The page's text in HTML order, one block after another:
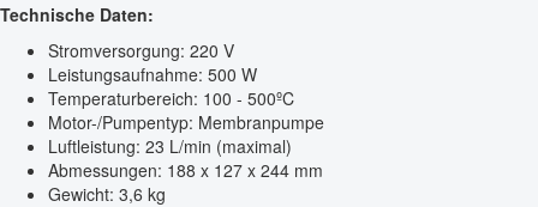
Technische Daten:
Stromversorgung: 220 V
Leistungsaufnahme: 500 W
Temperaturbereich: 100 - 500ºC
Motor-/Pumpentyp: Membranpumpe
Luftleistung: 23 L/min (maximal)
Abmessungen: 188 x 127 x 244 mm
Gewicht: 3,6 kg